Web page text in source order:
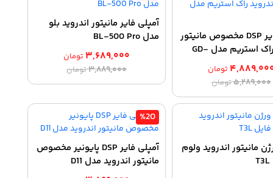
آمپلی فایر DSP مخصوص مانیتور
اندروید راک استریم مدل GD-
۵,۲۸۹,۰۰۰تومان
قیمت
اصلی:
۵,۲۸۹,۰۰۰ تومان
بود.
تومان
قیمت
فعلی:
۴,۸۸۹,۰۰۰ تومان.
آمپلی فایر مانیتور اندروید بلو
مدل BL-500 Pro
۳,۸۸۹,۰۰۰تومان
قیمت
اصلی:
بود.
۳,۶۸۹,۰۰۰ تومان
قیمت
فعلی:
مانیتور اندروید ولوم
%20
آمپلی فایر DSP پایونیر مخصوص
مانیتور اندروید مدل D11